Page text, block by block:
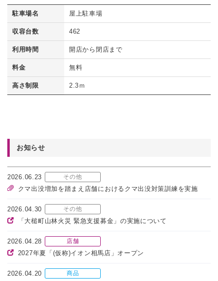
駐車場名 屋上駐車場
収容台数 462
利用時間 開店から閉店まで
料金 無料
高さ制限 2.3ｍ
お知らせ
2026.06.23 その他
クマ出没増加を踏まえ店舗におけるクマ出没対策訓練を実施
2026.04.30 その他
「大槌町山林火災 緊急支援募金」の実施について
2026.04.28 店舗
2027年夏「(仮称)イオン相馬店」オープン
2026.04.20 商品